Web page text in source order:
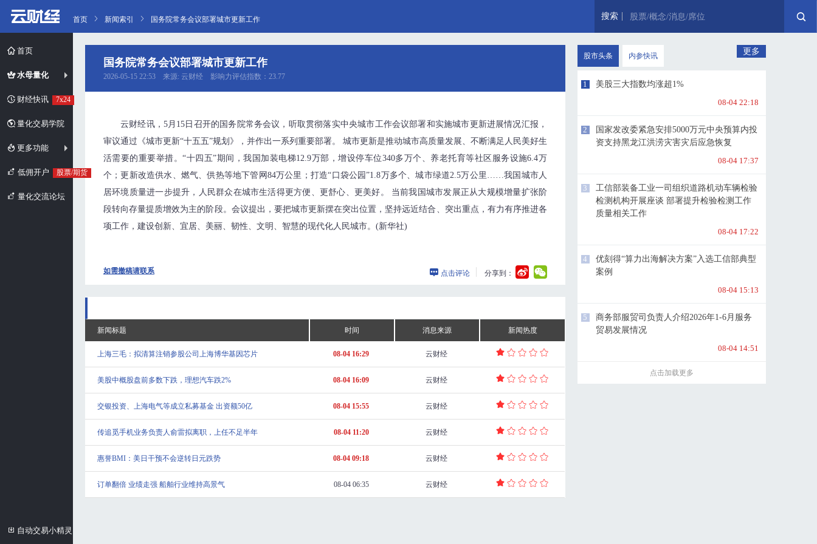
首页
水母量化
财经快讯 7x24
量化交易学院
更多功能
低佣开户 股票/期货
量化交流论坛
自动交易小精灵
首页 新闻索引 国务院常务会议部署城市更新工作 搜索 股票/概念/消息/席位
国务院常务会议部署城市更新工作
2026-05-15 22:53 来源: 云财经 影响力评估指数：23.77
云财经讯，5月15日召开的国务院常务会议，听取贯彻落实中央城市工作会议部署和实施城市更新进展情况汇报，
审议通过《城市更新“十五五”规划》，并作出一系列重要部署。 城市更新是推动城市高质量发展、不断满足人民美好生
活需要的重要举措。“十四五”期间，我国加装电梯12.9万部，增设停车位340多万个、养老托育等社区服务设施6.4万
个；更新改造供水、燃气、供热等地下管网84万公里；打造“口袋公园”1.8万多个、城市绿道2.5万公里……我国城市人
居环境质量进一步提升，人民群众在城市生活得更方便、更舒心、更美好。 当前我国城市发展正从大规模增量扩张阶
段转向存量提质增效为主的阶段。会议提出，要把城市更新摆在突出位置，坚持远近结合、突出重点，有力有序推进各
项工作，建设创新、宜居、美丽、韧性、文明、智慧的现代化人民城市。(新华社)
如需撤稿请联系 点击评论 分享到：
新闻标题 时间 消息来源 新闻热度
上海三毛：拟清算注销参股公司上海博华基因芯片 08-04 16:29 云财经
美股中概股盘前多数下跌，理想汽车跌2% 08-04 16:09 云财经
交银投资、上海电气等成立私募基金 出资额50亿 08-04 15:55 云财经
传追觅手机业务负责人俞雷拟离职，上任不足半年 08-04 11:20 云财经
惠誉BMI：美日干预不会逆转日元跌势 08-04 09:18 云财经
订单翻倍 业绩走强 船舶行业维持高景气 08-04 06:35 云财经
股市头条 内参快讯 更多
1
美股三大指数均涨超1%
08-04 22:18
2
国家发改委紧急安排5000万元中央预算内投
资支持黑龙江洪涝灾害灾后应急恢复
08-04 17:37
3
工信部装备工业一司组织道路机动车辆检验
检测机构开展座谈 部署提升检验检测工作
质量相关工作
08-04 17:22
4
优刻得“算力出海解决方案”入选工信部典型
案例
08-04 15:13
5
商务部服贸司负责人介绍2026年1-6月服务
贸易发展情况
08-04 14:51
点击加载更多